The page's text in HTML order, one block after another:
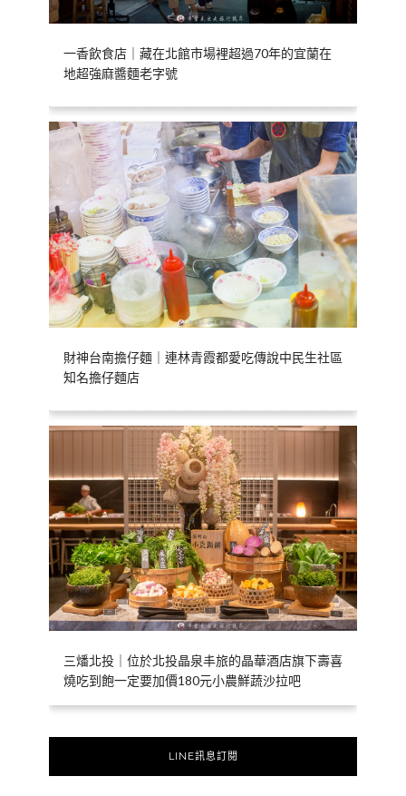
一香飲食店｜藏在北館市場裡超過70年的宜蘭在
地超強麻醬麵老字號
財神台南擔仔麵｜連林青霞都愛吃傳說中民生社區
知名擔仔麵店
三燔北投｜位於北投晶泉丰旅的晶華酒店旗下壽喜
燒吃到飽一定要加價180元小農鮮蔬沙拉吧
LINE訊息訂閱